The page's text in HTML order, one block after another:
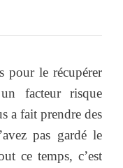
pour le récupérer
facteur risque
a fait prendre des
pas gardé le
ce temps, c’est